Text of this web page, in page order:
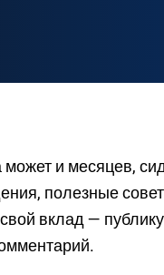
и месяцев,
полезные
вклад —